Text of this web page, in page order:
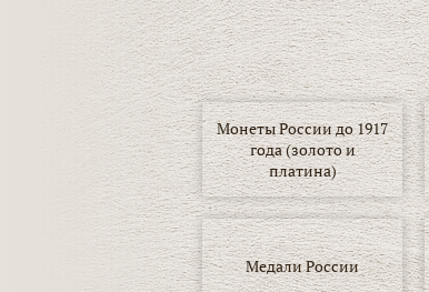
Монеты России до 1917
года (золото и
платина)
Медали России